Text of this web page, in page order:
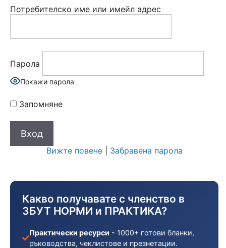
Потребителско име или имейл адрес
Парола
Покажи парола
Запомняне
Вижте повече| Забравена парола
Какво получавате с членство в
ЗБУТ НОРМИ и ПРАКТИКА?
Практически ресурси - 1000+ готови бланки,
ръководства, чеклистове и презнетации.